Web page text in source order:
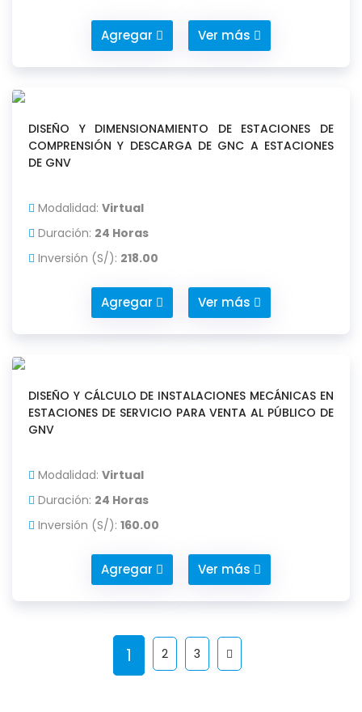
Agregar Ver más
DISEÑO Y DIMENSIONAMIENTO DE ESTACIONES DE
COMPRENSIÓN Y DESCARGA DE GNC A ESTACIONES
DE GNV
Modalidad: Virtual
Duración: 24 Horas
Inversión (S/): 218.00
Agregar Ver más
DISEÑO Y CÁLCULO DE INSTALACIONES MECÁNICAS EN
ESTACIONES DE SERVICIO PARA VENTA AL PÚBLICO DE
GNV
Modalidad: Virtual
Duración: 24 Horas
Inversión (S/): 160.00
Agregar Ver más
1 2 3